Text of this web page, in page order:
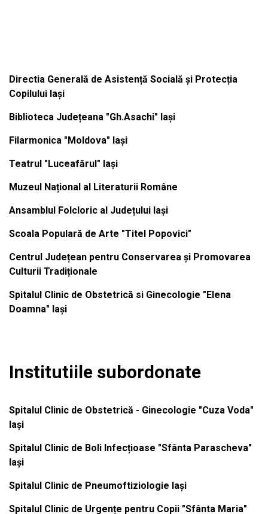
Directia Generală de Asistență Socială și Protecția
Copilului Iași
Biblioteca Județeana "Gh.Asachi" Iași
Filarmonica "Moldova" Iași
Teatrul "Luceafărul" Iași
Muzeul Național al Literaturii Române
Ansamblul Folcloric al Județului Iași
Scoala Populară de Arte "Titel Popovici"
Centrul Județean pentru Conservarea și Promovarea
Culturii Tradiționale
Spitalul Clinic de Obstetrică si Ginecologie "Elena
Doamna" Iași
Institutiile subordonate
Spitalul Clinic de Obstetrică - Ginecologie "Cuza Voda"
Iași
Spitalul Clinic de Boli Infecțioase "Sfânta Parascheva"
Iași
Spitalul Clinic de Pneumoftiziologie Iași
Spitalul Clinic de Urgențe pentru Copii "Sfânta Maria"